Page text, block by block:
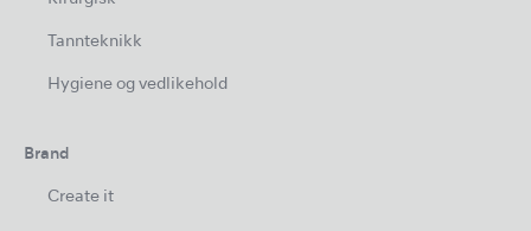
Tannteknikk
Hygiene og vedlikehold
Brand
Create it